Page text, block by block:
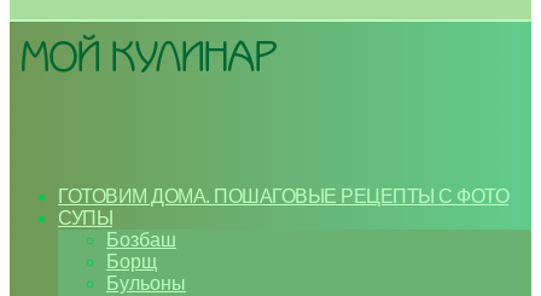
ГОТОВИМ ДОМА. ПОШАГОВЫЕ РЕЦЕПТЫ С ФОТО
СУПЫ
Бозбаш
Борщ
Бульоны